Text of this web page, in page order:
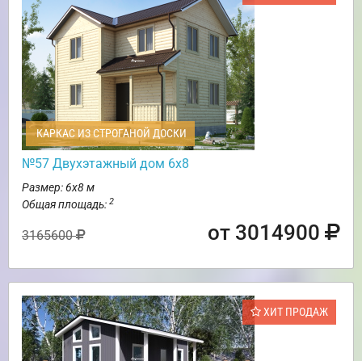
КАРКАС ИЗ СТРОГАНОЙ ДОСКИ
№57 Двухэтажный дом 6х8
Размер: 6х8 м
Общая площадь: 2
3165600 от 3014900
ХИТ ПРОДАЖ